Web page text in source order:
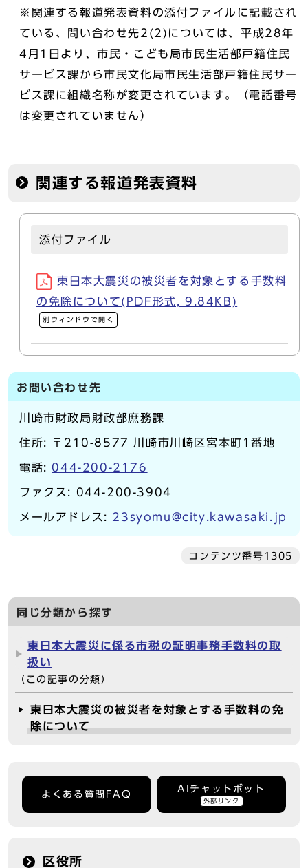
※関連する報道発表資料の添付ファイルに記載され
ている、問い合わせ先2(2)については、平成28年
4月1日より、市民・こども局市民生活部戸籍住民
サービス課から市民文化局市民生活部戸籍住民サー
ビス課に組織名称が変更されています。（電話番号
は変更されていません）
関連する報道発表資料
添付ファイル
東日本大震災の被災者を対象とする手数料
の免除について(PDF形式, 9.84KB)
別ウィンドウで開く
お問い合わせ先
川崎市財政局財政部庶務課
住所: 〒210-8577 川崎市川崎区宮本町1番地
電話: 044-200-2176
ファクス: 044-200-3904
メールアドレス: 23syomu@city.kawasaki.jp
コンテンツ番号1305
同じ分類から探す
東日本大震災に係る市税の証明事務手数料の取
扱い
（この記事の分類）
東日本大震災の被災者を対象とする手数料の免
除について
よくある質問FAQ
AIチャットボット
外部リンク
区役所